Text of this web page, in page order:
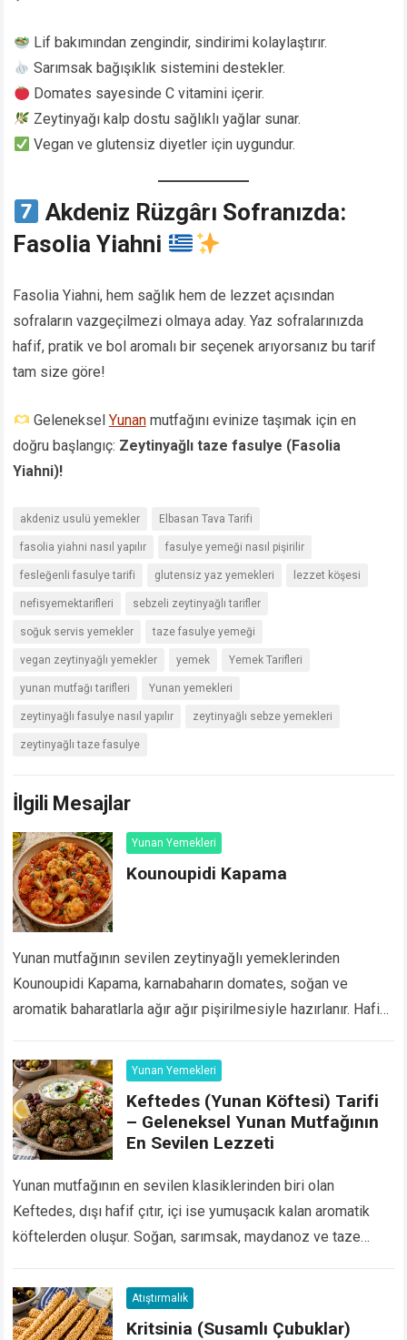
Lif bakımından zengindir, sindirimi kolaylaştırır.
Sarımsak bağışıklık sistemini destekler.
Domates sayesinde C vitamini içerir.
Zeytinyağı kalp dostu sağlıklı yağlar sunar.
Vegan ve glutensiz diyetler için uygundur.
Akdeniz Rüzgârı Sofranızda:
Fasolia Yiahni
Fasolia Yiahni, hem sağlık hem de lezzet açısından
sofraların vazgeçilmezi olmaya aday. Yaz sofralarınızda
hafif, pratik ve bol aromalı bir seçenek arıyorsanız bu tarif
tam size göre!
Geleneksel Yunanmutfağını evinize taşımak için en
doğru başlangıç: Zeytinyağlı taze fasulye (Fasolia
Yiahni)!
akdeniz usulü yemekler Elbasan Tava Tarifi
fasolia yiahni nasıl yapılır fasulye yemeği nasıl pişirilir
fesleğenli fasulye tarifi glutensiz yaz yemekleri lezzet köşesi
nefisyemektarifleri sebzeli zeytinyağlı tarifler
soğuk servis yemekler taze fasulye yemeği
vegan zeytinyağlı yemekler yemek Yemek Tarifleri
yunan mutfağı tarifleri Yunan yemekleri
zeytinyağlı fasulye nasıl yapılır zeytinyağlı sebze yemekleri
zeytinyağlı taze fasulye
İlgili Mesajlar
Yunan Yemekleri
Kounoupidi Kapama
Yunan mutfağının sevilen zeytinyağlı yemeklerinden
Kounoupidi Kapama, karnabaharın domates, soğan ve
aromatik baharatlarla ağır ağır pişirilmesiyle hazırlanır. Hafif,
lezzetli bir seçenektir….Devamını Oku...
Yunan Yemekleri
Keftedes (Yunan Köftesi) Tarifi
– Geleneksel Yunan Mutfağının
En Sevilen Lezzeti
Yunan mutfağının en sevilen klasiklerinden biri olan
Keftedes, dışı hafif çıtır, içi ise yumuşacık kalan aromatik
köftelerden oluşur. Soğan, sarımsak, maydanoz ve taze
Oku...
Atıştırmalık
Kritsinia (Susamlı Çubuklar)